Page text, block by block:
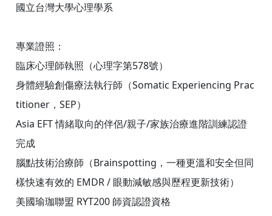
國立台灣大學心理學系
專業證照：
臨床心理師執照（心理字第578號）
身體經驗創傷療法執行師（Somatic Experiencing Prac
titioner，SEP）
Asia EFT 情緒取向的伴侶/親子/家族治療進階訓練認證
完成
腦點技術治療師（Brainspotting，一種更溫和安全但同
樣快速有效的 EMDR / 眼動減敏感與歷程更新技術）
美國瑜珈聯盟 RYT200 師資認證資格